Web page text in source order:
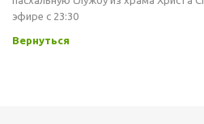
эфире с 23:30
Вернуться